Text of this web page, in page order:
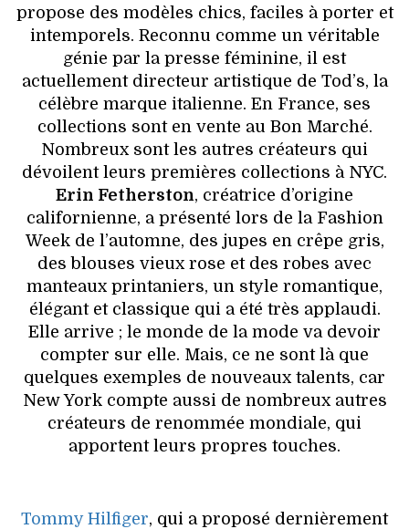
propose des modèles chics, faciles à porter et
intemporels. Reconnu comme un véritable
génie par la presse féminine, il est
actuellement directeur artistique de Tod’s, la
célèbre marque italienne. En France, ses
collections sont en vente au Bon Marché.
Nombreux sont les autres créateurs qui
dévoilent leurs premières collections à NYC.
Erin Fetherston, créatrice d’origine
californienne, a présenté lors de la Fashion
Week de l’automne, des jupes en crêpe gris,
des blouses vieux rose et des robes avec
manteaux printaniers, un style romantique,
élégant et classique qui a été très applaudi.
Elle arrive ; le monde de la mode va devoir
compter sur elle. Mais, ce ne sont là que
quelques exemples de nouveaux talents, car
New York compte aussi de nombreux autres
créateurs de renommée mondiale, qui
apportent leurs propres touches.
Tommy Hilfiger, qui a proposé dernièrement